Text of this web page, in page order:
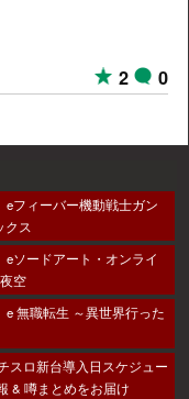
2 0
eフィーバー機動戦士ガン
クス
eソードアート・オンライ
空
e 無職転生 ～異世界行った
スロ新台導入日スケジュー
& 噂まとめをお届け